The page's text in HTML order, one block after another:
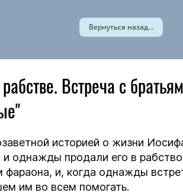
Вернуться назад...
Встреча с
историей о жизни
однажды продали его в
и, когда однажды
им во всем помогать.